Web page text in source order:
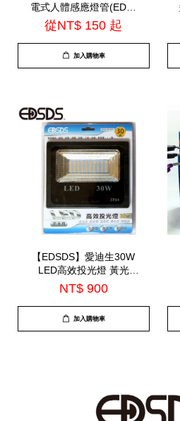
電式人體感應燈管(EDS-
G5020 / EDS-G3020 /
EDS-G2020)
從NT$ 150 起
加入購物車
【EDSDS】愛迪生30W
LED高效投光燈 黃光
(EDS-G725Y)
NT$ 900
加入購物車